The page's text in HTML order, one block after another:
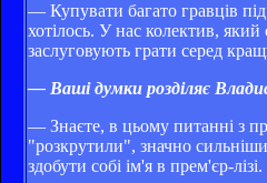
— Купувати багато гравців
хотілось. У нас колектив,
заслуговують грати серед
— Ваші думки розділяє
— Знаєте, в цьому питанні з
"розкрутили", значно
здобути собі ім'я в прем'єр-лізі.